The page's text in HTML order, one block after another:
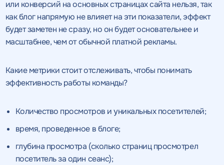
или конверсий на основных страницах сайта нельзя, так
как блог напрямую не влияет на эти показатели, эффект
будет заметен не сразу, но он будет основательнее и
масштабнее, чем от обычной платной рекламы.
Какие метрики стоит отслеживать, чтобы понимать
эффективность работы команды?
Количество просмотров и уникальных посетителей;
время, проведенное в блоге;
глубина просмотра (сколько страниц просмотрел
посетитель за один сеанс);